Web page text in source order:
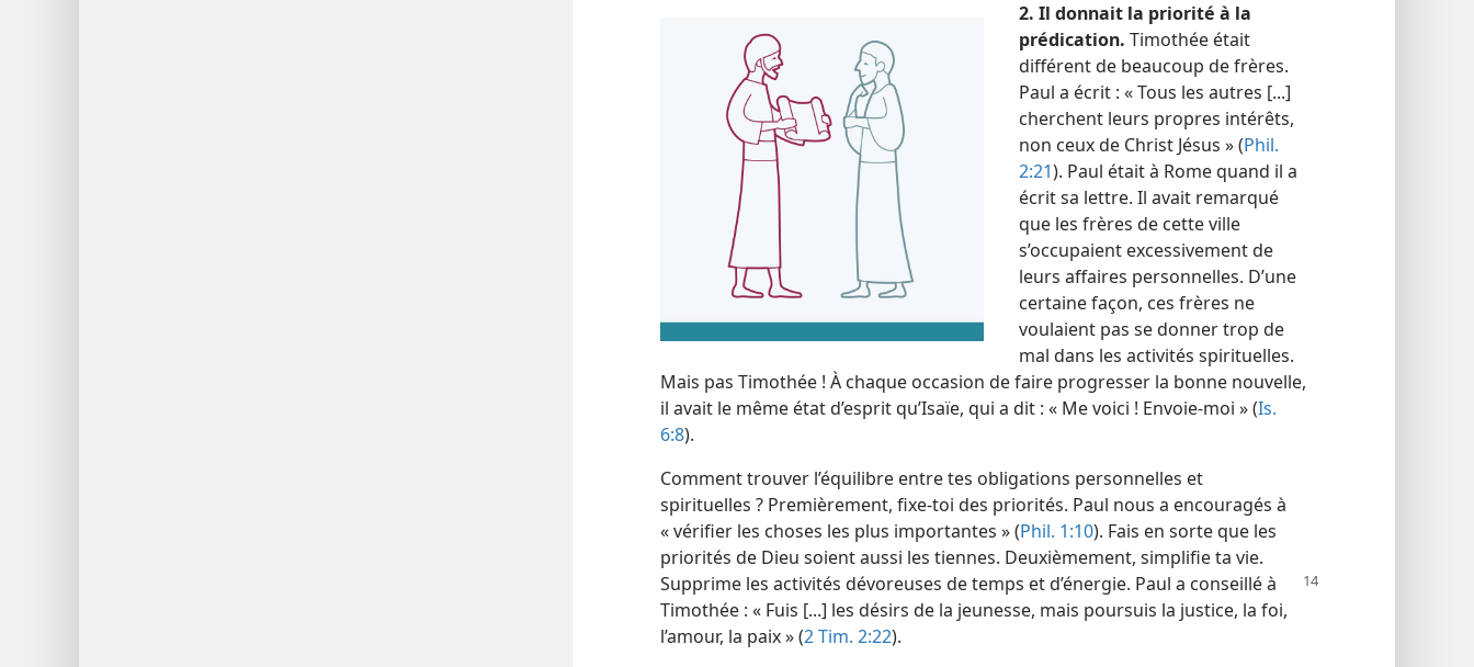
2. Il donnait la priorité à la
prédication. Timothée était
différent de beaucoup de frères.
Paul a écrit : « Tous les autres [...]
cherchent leurs propres intérêts,
non ceux de Christ Jésus » (Phil.
2:21). Paul était à Rome quand il a
écrit sa lettre. Il avait remarqué
que les frères de cette ville
s’occupaient excessivement de
leurs affaires personnelles. D’une
certaine façon, ces frères ne
voulaient pas se donner trop de
mal dans les activités spirituelles.
Mais pas Timothée ! À chaque occasion de faire progresser la bonne nouvelle,
il avait le même état d’esprit qu’Isaïe, qui a dit : « Me voici ! Envoie-​moi » (Is.
6:8).
Comment trouver l’équilibre entre tes obligations personnelles et
spirituelles ? Premièrement, fixe-​toi des priorités. Paul nous a encouragés à
« vérifier les choses les plus importantes » (Phil. 1:10). Fais en sorte que les
priorités de Dieu soient aussi les tiennes. Deuxièmement, simplifie ta vie.
Supprime les activités dévoreuses de temps et d’énergie. Paul a conseillé à
Timothée : « Fuis [...] les désirs de la jeunesse, mais poursuis la justice, la foi,
l’amour, la paix » (2 Tim. 2:22).